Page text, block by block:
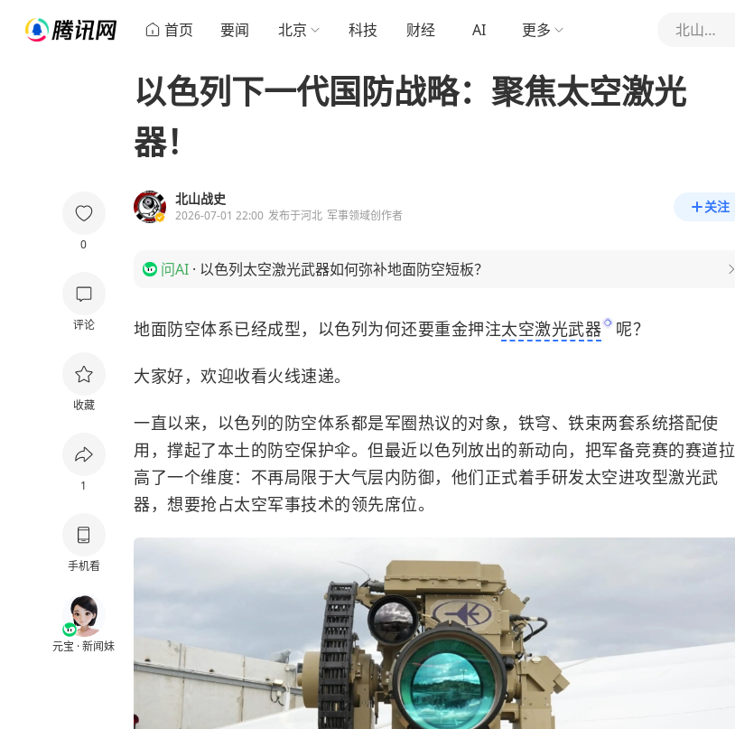
首页 要闻 北京 科技 财经 AI 更多 北山战史
0
评论
收藏
1
手机看
元宝 · 新闻妹
以色列下一代国防战略：聚焦太空激光
器！
北山战史
2026-07-01 22:00 发布于河北 军事领域创作者
关注
问AI · 以色列太空激光武器如何弥补地面防空短板？
地面防空体系已经成型，以色列为何还要重金押注太空激光武器 呢？
大家好，欢迎收看火线速递。
一直以来，以色列的防空体系都是军圈热议的对象，铁穹、铁束两套系统搭配使
用，撑起了本土的防空保护伞。但最近以色列放出的新动向，把军备竞赛的赛道拉
高了一个维度：不再局限于大气层内防御，他们正式着手研发太空进攻型激光武
器，想要抢占太空军事技术的领先席位。